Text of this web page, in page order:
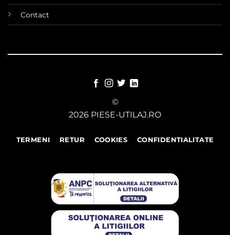
Contact
©
2026 PIESE-UTILAJ.RO
TERMENI RETUR COOKIES CONFIDENTIALITATE